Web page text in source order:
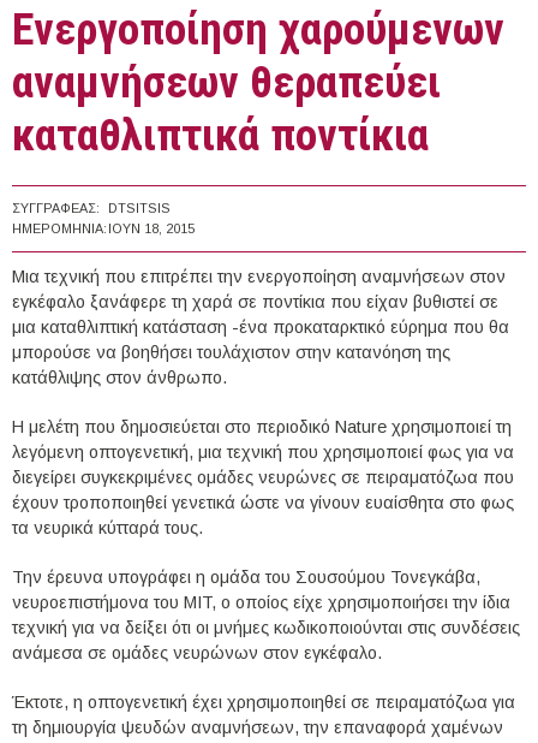
Ενεργοποίηση χαρούμενων
αναμνήσεων θεραπεύει
καταθλιπτικά ποντίκια
ΣΥΓΓΡΑΦΈΑΣ:
DTSITSIS
ΗΜΕΡΟΜΗΝΊΑ: ΙΟΥΝ 18, 2015
Μια τεχνική που επιτρέπει την ενεργοποίηση αναμνήσεων στον
εγκέφαλο ξανάφερε τη χαρά σε ποντίκια που είχαν βυθιστεί σε
μια καταθλιπτική κατάσταση -ένα προκαταρκτικό εύρημα που θα
μπορούσε να βοηθήσει τουλάχιστον στην κατανόηση της
κατάθλιψης στον άνθρωπο.
Η μελέτη που δημοσιεύεται στο περιοδικό Nature χρησιμοποιεί τη
λεγόμενη οπτογενετική, μια τεχνική που χρησιμοποιεί φως για να
διεγείρει συγκεκριμένες ομάδες νευρώνες σε πειραματόζωα που
έχουν τροποποιηθεί γενετικά ώστε να γίνουν ευαίσθητα στο φως
τα νευρικά κύτταρά τους.
Την έρευνα υπογράφει η ομάδα του Σουσούμου Τονεγκάβα,
νευροεπιστήμονα του MIT, ο οποίος είχε χρησιμοποιήσει την ίδια
τεχνική για να δείξει ότι οι μνήμες κωδικοποιούνται στις συνδέσεις
ανάμεσα σε ομάδες νευρώνων στον εγκέφαλο.
Έκτοτε, η οπτογενετική έχει χρησιμοποιηθεί σε πειραματόζωα για
τη δημιουργία ψευδών αναμνήσεων, την επαναφορά χαμένων